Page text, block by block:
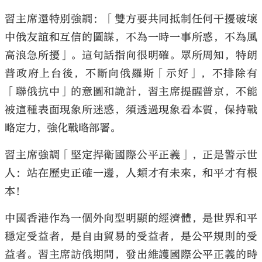
習主席還特別強調：「雙方要共同抵制任何干擾破壞
中俄友誼和互信的圖謀，不為一時一事所惑，不為風
高浪急所擾」。這句話指向很明確。眾所周知，特朗
普政府上台後，不斷向俄羅斯「示好」，不排除有
「聯俄抗中」的意圖和詭計，習主席提醒普京，不能
被這種表面現象所迷惑，須透過現象看本質，保持戰
略定力，強化戰略部署。
習主席強調「堅定捍衛國際公平正義」，正是警示世
人：站在歷史正確一邊，人類才有未來，和平才有根
本！
中國香港作為一個外向型明顯的經濟體，是世界和平
穩定受益者，是自由貿易的受益者，是公平規則的受
益者。習主席訪俄期間，發出維護國際公平正義的時